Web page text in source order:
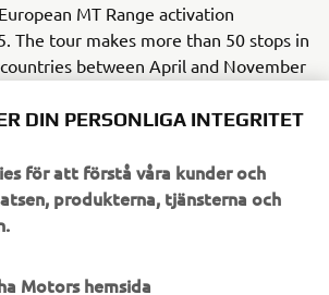
MT Range activation
The tour makes more than 50 stops in
between April and November
ago, the demand to get up close
As a result the 2016 tour not only
to test the full product range
MT-03 and MT-10) but also a
selected stops of the tour.
DIN PERSONLIGA INTEGRITET
för att förstå våra kunder och
produkterna, tjänsterna och
Motors hemsida